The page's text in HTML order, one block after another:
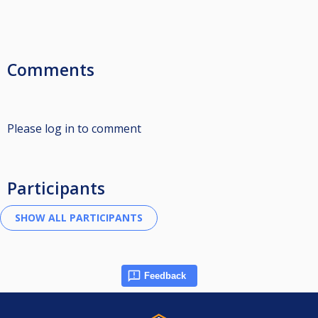
Comments
Please log in to comment
Participants
Feedback